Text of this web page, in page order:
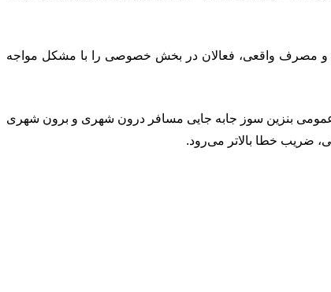
و مصرف واقعی، فعالان در بخش خصوصی را با مشکل مواجه
عمومی بنزین سوز جابه جایی مسافر درون شهری و برون شهری
ضریب خطا بالاتر می‌رود.